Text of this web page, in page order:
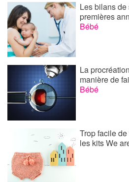
Les bilans
premières
Bébé
La
manière de
Bébé
Trop facile
les kits We